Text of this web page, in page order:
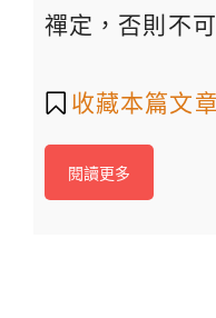
禪定，否則不
收藏本篇文章
閱讀更多